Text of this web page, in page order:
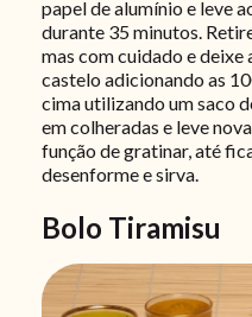
papel de alumínio e leve
durante 35 minutos.
mas com cuidado e deixe
castelo adicionando as
cima utilizando um saco
em colheradas e leve
função de gratinar, até
desenforme e sirva.
Bolo Tiramisu